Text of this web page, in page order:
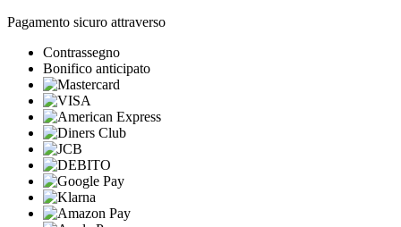
Pagamento sicuro attraverso
Contrassegno
Bonifico anticipato